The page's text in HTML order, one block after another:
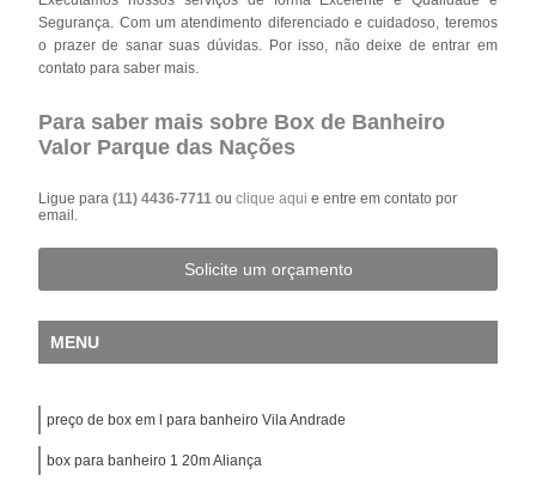
Segurança. Com um atendimento diferenciado e cuidadoso, teremos
o prazer de sanar suas dúvidas. Por isso, não deixe de entrar em
contato para saber mais.
Para saber mais sobre Box de Banheiro
Valor Parque das Nações
Ligue para(11) 4436-7711ouclique aqui e entre em contato por
email.
Solicite um orçamento
MENU
preço de box em l para banheiro Vila Andrade
box para banheiro 1 20m Aliança